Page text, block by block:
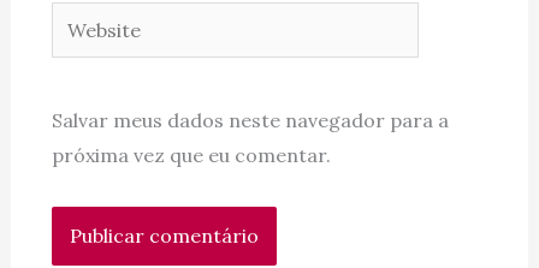
Website
Salvar meus dados neste navegador para a
próxima vez que eu comentar.